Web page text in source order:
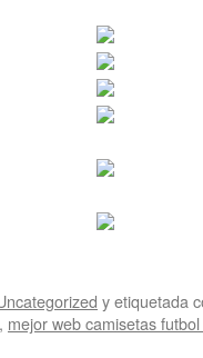
y etiquetada
, mejor web camisetas